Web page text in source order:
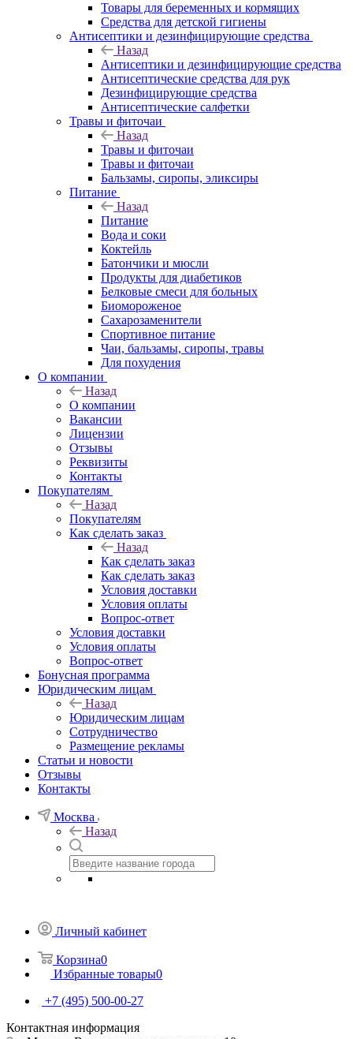
Товары для беременных и кормящих
Средства для детской гигиены
Антисептики и дезинфицирующие средства
Назад
Антисептики и дезинфицирующие средства
Антисептические средства для рук
Дезинфицирующие средства
Антисептические салфетки
Травы и фиточаи
Назад
Травы и фиточаи
Травы и фиточаи
Бальзамы, сиропы, эликсиры
Питание
Назад
Питание
Вода и соки
Коктейль
Батончики и мюсли
Продукты для диабетиков
Белковые смеси для больных
Биомороженое
Сахарозаменители
Спортивное питание
Чаи, бальзамы, сиропы, травы
Для похудения
О компании
Назад
О компании
Вакансии
Лицензии
Отзывы
Реквизиты
Контакты
Покупателям
Назад
Покупателям
Как сделать заказ
Назад
Как сделать заказ
Как сделать заказ
Условия доставки
Условия оплаты
Вопрос-ответ
Условия доставки
Условия оплаты
Вопрос-ответ
Бонусная программа
Юридическим лицам
Назад
Юридическим лицам
Сотрудничество
Размещение рекламы
Статьи и новости
Отзывы
Контакты
Москва
Назад
Личный кабинет
Корзина0
Избранные товары0
+7 (495) 500-00-27
Контактная информация